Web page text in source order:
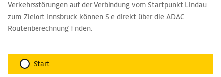
Verkehrsstörungen auf der Verbindung vom Startpunkt Lindau
zum Zielort Innsbruck können Sie direkt über die ADAC
Routenberechnung finden.
Start